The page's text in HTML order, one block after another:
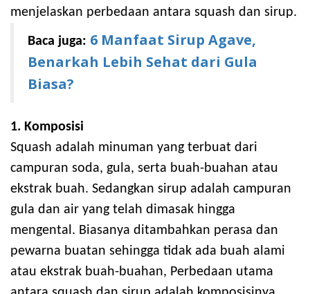
menjelaskan perbedaan antara squash dan sirup.
Baca juga: 6 Manfaat Sirup Agave,
Benarkah Lebih Sehat dari Gula
Biasa?
1. Komposisi
Squash adalah minuman yang terbuat dari
campuran soda, gula, serta buah-buahan atau
ekstrak buah. Sedangkan sirup adalah campuran
gula dan air yang telah dimasak hingga
mengental. Biasanya ditambahkan perasa dan
pewarna buatan sehingga tidak ada buah alami
atau ekstrak buah-buahan, Perbedaan utama